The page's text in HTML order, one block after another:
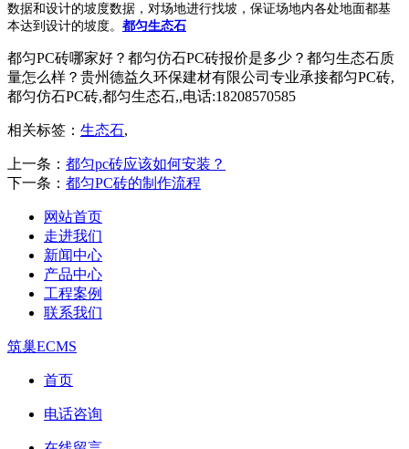
数据和设计的坡度数据，对场地进行找坡，保证场地内各处地面都基
本达到设计的坡度。 都匀生态石
都匀PC砖哪家好？都匀仿石PC砖报价是多少？都匀生态石质
量怎么样？贵州德益久环保建材有限公司专业承接都匀PC砖,
都匀仿石PC砖,都匀生态石,,电话:18208570585
相关标签： 生态石,
上一条： 都匀pc砖应该如何安装？
下一条： 都匀PC砖的制作流程
网站首页
走进我们
新闻中心
产品中心
工程案例
联系我们
筑巢ECMS
首页
电话咨询